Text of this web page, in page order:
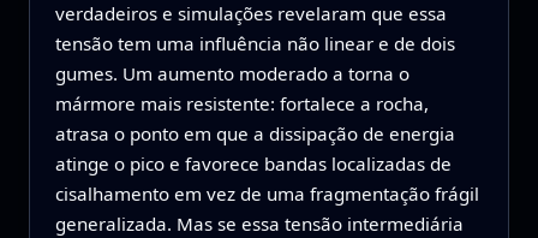
verdadeiros e simulações revelaram que essa
tensão tem uma influência não linear e de dois
gumes. Um aumento moderado a torna o
mármore mais resistente: fortalece a rocha,
atrasa o ponto em que a dissipação de energia
atinge o pico e favorece bandas localizadas de
cisalhamento em vez de uma fragmentação frágil
generalizada. Mas se essa tensão intermediária